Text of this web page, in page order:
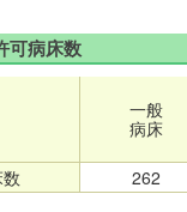
可病床数
一般
病床
262